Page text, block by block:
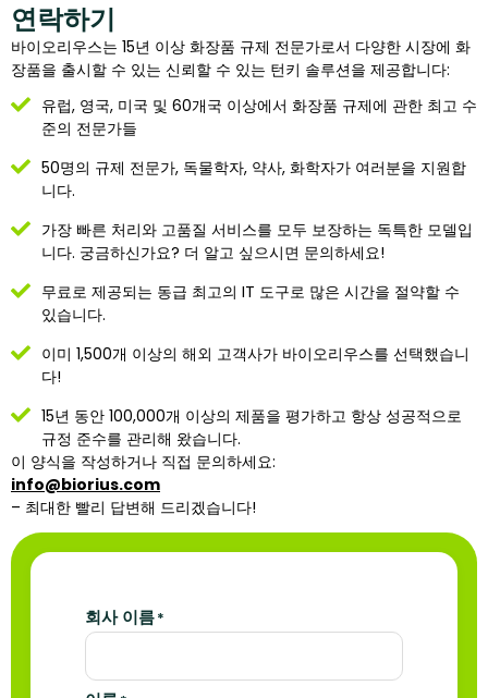
연락하기
바이오리우스는 15년 이상 화장품 규제 전문가로서 다양한 시장에 화
장품을 출시할 수 있는 신뢰할 수 있는 턴키 솔루션을 제공합니다:
유럽, 영국, 미국 및 60개국 이상에서 화장품 규제에 관한 최고 수
준의 전문가들
50명의 규제 전문가, 독물학자, 약사, 화학자가 여러분을 지원합
니다.
가장 빠른 처리와 고품질 서비스를 모두 보장하는 독특한 모델입
니다. 궁금하신가요? 더 알고 싶으시면 문의하세요!
무료로 제공되는 동급 최고의 IT 도구로 많은 시간을 절약할 수
있습니다.
이미 1,500개 이상의 해외 고객사가 바이오리우스를 선택했습니
다!
15년 동안 100,000개 이상의 제품을 평가하고 항상 성공적으로
규정 준수를 관리해 왔습니다.
이 양식을 작성하거나 직접 문의하세요:
info@biorius.com
– 최대한 빨리 답변해 드리겠습니다!
회사 이름*